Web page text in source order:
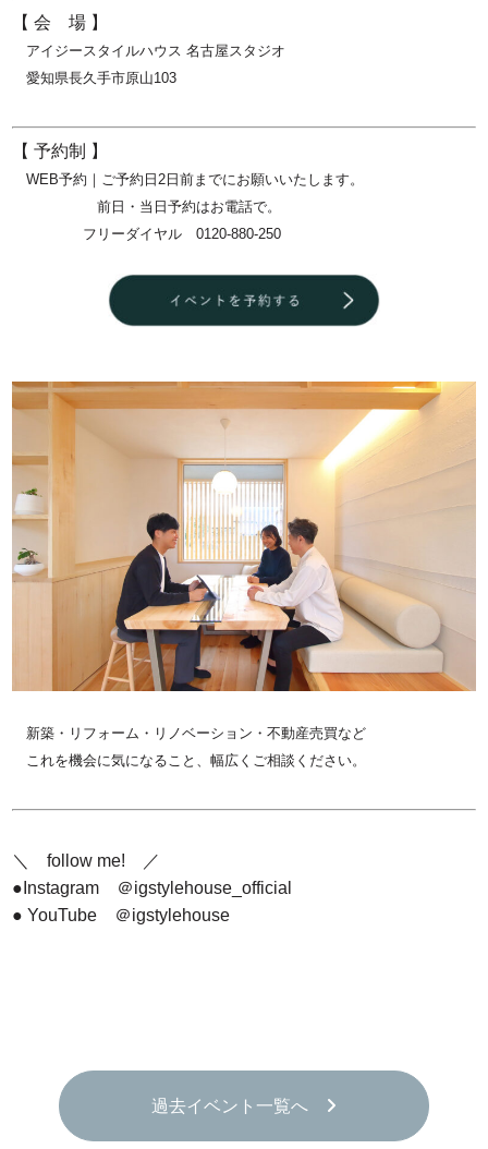
【 会 場 】
アイジースタイルハウス 名古屋スタジオ
愛知県長久手市原山103
【 予約制 】
WEB予約｜ご予約日2日前までにお願いいたします。
前日・当日予約はお電話で。
フリーダイヤル
0120-880-250
新築・リフォーム・リノベーション・不動産売買など
これを機会に気になること、幅広くご相談ください。
＼ follow me! ／
●Instagram
＠igstylehouse_official
● YouTube
＠igstylehouse
過去イベント一覧へ